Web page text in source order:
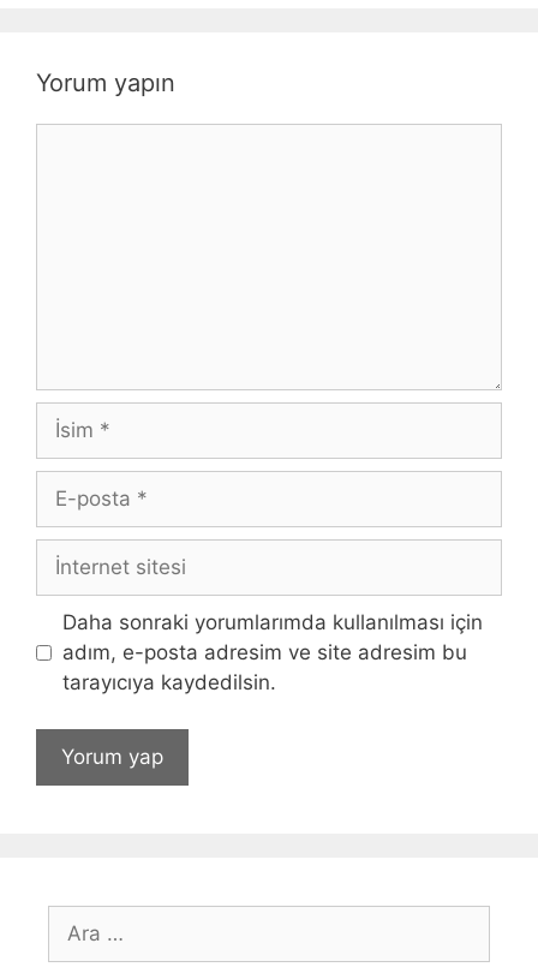
Yorum yapın
İsim
posta
İnternet
Daha sonraki yorumlarımda kullanılması için
adım, e-posta adresim ve site adresim bu
tarayıcıya kaydedilsin.
ara